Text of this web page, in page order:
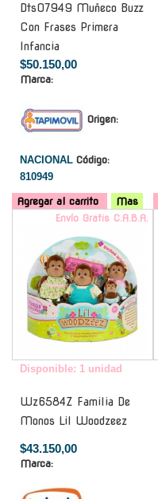
Dts07949 Muñeco Buzz
Con Frases Primera
Infancia
$50.150,00
Marca:
Origen:
NACIONAL Código:
810949
Agregar al carrito Mas
Envío Gratis C.A.B.A.
Disponible: 1 unidad
Wz6584Z Familia De
Monos Lil Woodzeez
$43.150,00
Marca: